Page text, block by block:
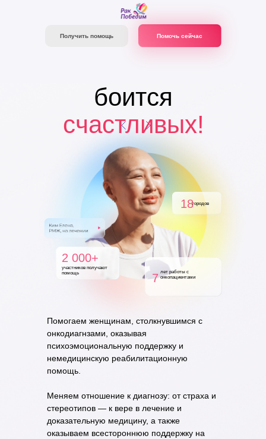
Получить помощь Помочь сейчас
боится
счастливых!
Помогаем женщинам, столкнувшимся с
онкодиагнзами, оказывая
психоэмоциональную поддержку и
немедицинскую реабилитационную
помощь.
Меняем отношение к диагнозу: от страха и
стереотипов — к вере в лечение и
доказательную медицину, а также
оказываем всестороннюю поддержку на
2 000+
участников получают
помощь
18городов
7 лет работы с
онкопациентами